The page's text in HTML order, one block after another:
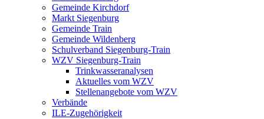
Gemeinde Kirchdorf
Markt Siegenburg
Gemeinde Train
Gemeinde Wildenberg
Schulverband Siegenburg-Train
WZV Siegenburg-Train
Trinkwasseranalysen
Aktuelles vom WZV
Stellenangebote vom WZV
Verbände
ILE-Zugehörigkeit